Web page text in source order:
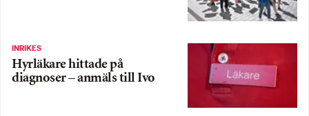
INRIKES
Hyrläkare hittade på
diagnoser – anmäls till Ivo